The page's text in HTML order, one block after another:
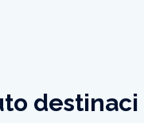
destinaci